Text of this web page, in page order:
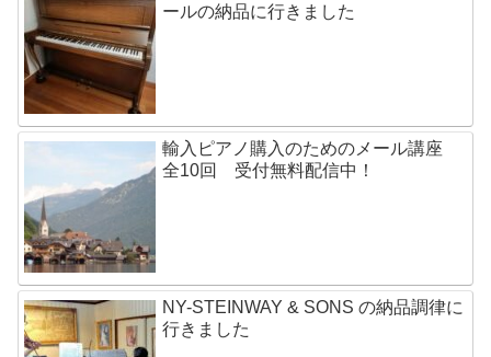
ールの納品に行きました
輸入ピアノ購入のためのメール講座
全10回 受付無料配信中！
NY-STEINWAY & SONS の納品調律に
行きました